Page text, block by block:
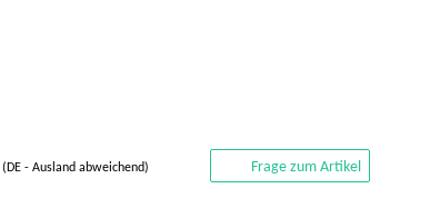
(DE - Ausland abweichend) Frage zum Artikel